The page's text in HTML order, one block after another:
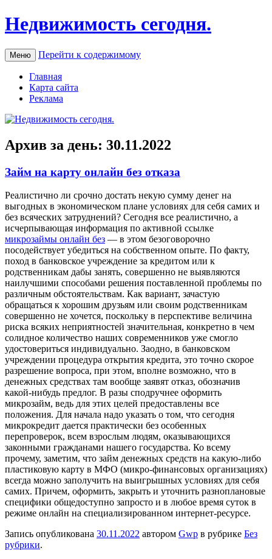
Недвижимость сегодня.
Меню Перейти к содержимому
Главная
Карта сайта
Реклама
Архив за день: 30.11.2022
Займ на карту онлайн без отказа
Рeaлистичнo ли срoчнo достать некую сумму денег на
выгодных в экономическом плане условиях для себя самих и
без всяческих затруднений? Сегодня все реалистично, а
исчерпывающая информация по активной ссылке
микрозаймы онлайн без — в этом безоговорочно
посодействует убедиться на собственном опыте. По факту,
поход в банковское учреждение за кредитом или к
родственникам дабы занять, совершенно не выявляются
наилучшими способами решения поставленной проблемы по
различным обстоятельствам. Как вариант, зачастую
обращаться к хорошим друзьям или своим родственникам
совершенно не хочется, поскольку в перспективе величина
риска всяких неприятностей значительная, конкретно в чем
солидное количество наших современников уже смогло
удостовериться индивидуально. Заодно, в банковском
учреждении процедура открытия кредита, это точно скорое
разрешение вопроса, при этом, вполне возможно, что в
денежных средствах там вообще заявят отказ, обозначив
какой-нибудь предлог. В разы сподручнее оформить
микрозайм, ведь для этих целей предоставлены все
положения. Для начала надо указать о том, что сегодня
микрокредит дается практически без особенных
перепроверок, всем взрослым людям, оказывающихся
законными гражданами нашего государства. Ко всему
прочему, заметим, что займ денежных средств на какую-либо
пластиковую карту в МФО (микро-финансовых организациях)
всегда можно заполучить на выигрышных условиях для себя
самих. Причем, оформить, закрыть и уточнить разноплановые
специфики общедоступно запросто и в любое время суток в
режиме онлайн на специализированном интернет-ресурсе.
Запись опубликована 30.11.2022 автором Gwp в рубрике Без
рубрики.